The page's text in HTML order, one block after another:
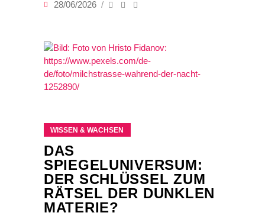
28/06/2026
WISSEN & WACHSEN
DAS
SPIEGELUNIVERSUM:
DER SCHLÜSSEL ZUM
RÄTSEL DER DUNKLEN
MATERIE?